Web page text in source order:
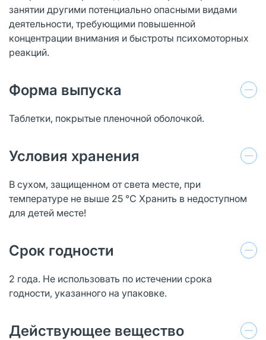
занятии другими потенциально опасными видами
деятельности, требующими повышенной
концентрации внимания и быстроты психомоторных
реакций.
Форма выпуска
Таблетки, покрытые пленочной оболочкой.
Условия хранения
В сухом, защищенном от света месте, при
температуре не выше 25 °С Хранить в недоступном
для детей месте!
Срок годности
2 года. Не использовать по истечении срока
годности, указанного на упаковке.
Действующее вещество